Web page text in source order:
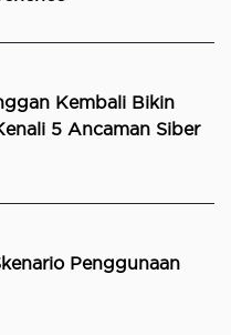
Kembali Bikin
5 Ancaman Siber
Penggunaan